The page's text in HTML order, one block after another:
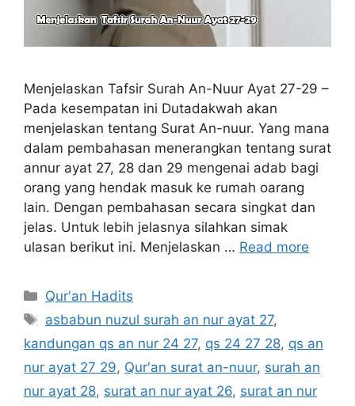
Menjelaskan Tafsir Surah An-Nuur Ayat 27-29 –
Pada kesempatan ini Dutadakwah akan
menjelaskan tentang Surat An-nuur. Yang mana
dalam pembahasan menerangkan tentang surat
annur ayat 27, 28 dan 29 mengenai adab bagi
orang yang hendak masuk ke rumah oarang
lain. Dengan pembahasan secara singkat dan
jelas. Untuk lebih jelasnya silahkan simak
ulasan berikut ini. Menjelaskan … Read more
Categories
Qur'an Hadits
Tags
asbabun nuzul surah an nur ayat 27,
kandungan qs an nur 24 27, qs 24 27 28, qs an
nur ayat 27 29, Qur'an surat an-nuur, surah an
nur ayat 28, surat an nur ayat 26, surat an nur